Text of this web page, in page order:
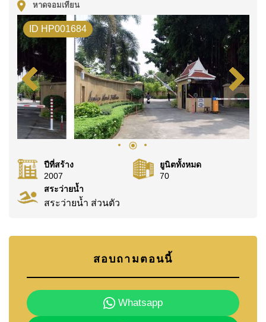
ติดต่อ Cornerstone Real Estate โทร +6638411250
หรือ อีเมลinfo@cornerstone.co.th
WhatsApp ของสำนักงาน:+66807945904
และ LINE:
@cornerstonepattaya
หาดจอมเทียน
ID HP001684
ปีที่สร้าง
2007
ยูนิตทั้งหมด
70
สระว่ายน้ำ
สระว่ายน้ำ ส่วนตัว
สอบถามตอนนี้
Whatsapp